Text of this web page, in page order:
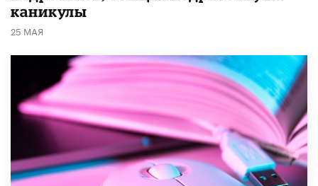
каникулы
25 МАЯ